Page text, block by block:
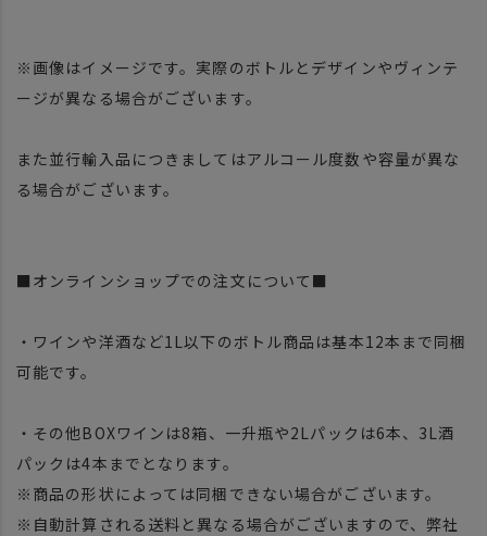
※画像はイメージです。実際のボトルとデザインやヴィンテ
ージが異なる場合がございます。
また並行輸入品につきましてはアルコール度数や容量が異な
る場合がございます。
■オンラインショップでの注文について■
・ワインや洋酒など1L以下のボトル商品は基本12本まで同梱
可能です。
・その他BOXワインは8箱、一升瓶や2Lパックは6本、3L酒
パックは4本までとなります。
※商品の形状によっては同梱できない場合がございます。
※自動計算される送料と異なる場合がございますので、弊社